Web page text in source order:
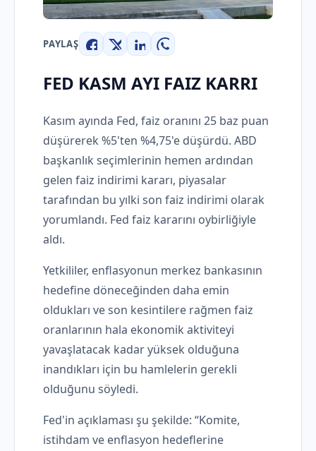
PAYLAŞ
Facebook
X LinkedInWhatsApp
FED KASM AYI FAIZ KARRI
Kasım ayında Fed, faiz oranını 25 baz puan
düşürerek %5'ten %4,75'e düşürdü. ABD
başkanlık seçimlerinin hemen ardından
gelen faiz indirimi kararı, piyasalar
tarafından bu yılki son faiz indirimi olarak
yorumlandı. Fed faiz kararını oybirliğiyle
aldı.
Yetkililer, enflasyonun merkez bankasının
hedefine döneceğinden daha emin
oldukları ve son kesintilere rağmen faiz
oranlarının hala ekonomik aktiviteyi
yavaşlatacak kadar yüksek olduğuna
inandıkları için bu hamlelerin gerekli
olduğunu söyledi.
Fed'in açıklaması şu şekilde: “Komite,
istihdam ve enflasyon hedeflerine